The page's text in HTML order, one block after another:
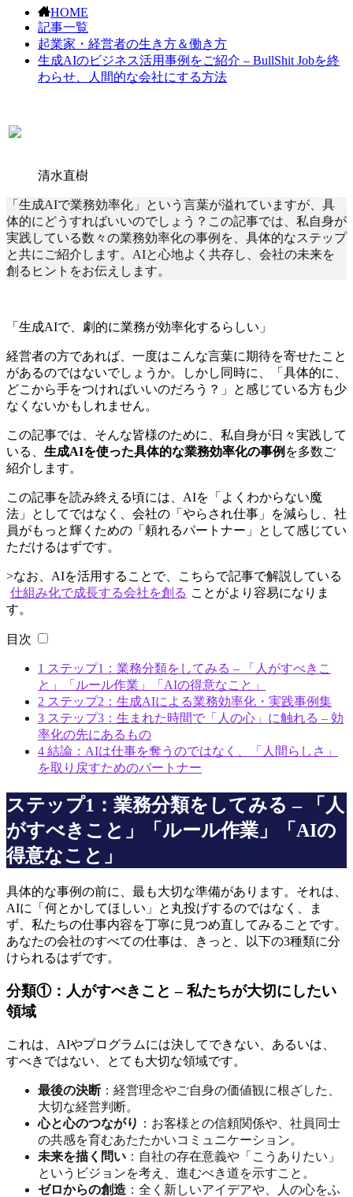
HOME
記事一覧
起業家・経営者の生き方＆働き方
生成AIのビジネス活用事例をご紹介 – BullShit Jobを終
わらせ、人間的な会社にする方法
清水直樹
「生成AIで業務効率化」という言葉が溢れていますが、具
体的にどうすればいいのでしょう？この記事では、私自身が
実践している数々の業務効率化の事例を、具体的なステップ
と共にご紹介します。AIと心地よく共存し、会社の未来を
創るヒントをお伝えします。
「生成AIで、劇的に業務が効率化するらしい」
経営者の方であれば、一度はこんな言葉に期待を寄せたこと
があるのではないでしょうか。しかし同時に、「具体的に、
どこから手をつければいいのだろう？」と感じている方も少
なくないかもしれません。
この記事では、そんな皆様のために、私自身が日々実践して
いる、 生成AIを使った具体的な業務効率化の事例 を多数ご
紹介します。
この記事を読み終える頃には、AIを「よくわからない魔
法」としてではなく、会社の「やらされ仕事」を減らし、社
員がもっと輝くための「頼れるパートナー」として感じてい
ただけるはずです。
>なお、AIを活用することで、こちらで記事で解説している
仕組み化で成長する会社を創る ことがより容易になりま
す。
目次
1 ステップ1：業務分類をしてみる – 「人がすべきこ
と」「ルール作業」「AIの得意なこと」
2 ステップ2：生成AIによる業務効率化・実践事例集
3 ステップ3：生まれた時間で「人の心」に触れる – 効
率化の先にあるもの
4 結論：AIは仕事を奪うのではなく、「人間らしさ」
を取り戻すためのパートナー
ステップ1：業務分類をしてみる – 「人
がすべきこと」「ルール作業」「AIの
得意なこと」
具体的な事例の前に、最も大切な準備があります。それは、
AIに「何とかしてほしい」と丸投げするのではなく、ま
ず、私たちの仕事内容を丁寧に見つめ直してみることです。
あなたの会社のすべての仕事は、きっと、以下の3種類に分
けられるはずです。
分類①：人がすべきこと – 私たちが大切にしたい
領域
これは、AIやプログラムには決してできない、あるいは、
すべきではない、とても大切な領域です。
最後の決断：経営理念やご自身の価値観に根ざした、
大切な経営判断。
心と心のつながり ：お客様との信頼関係や、社員同士
の共感を育むあたたかいコミュニケーション。
未来を描く問い ：自社の存在意義や「こうありたい」
というビジョンを考え、進むべき道を示すこと。
ゼロからの創造 ：全く新しいアイデアや、人の心をふ